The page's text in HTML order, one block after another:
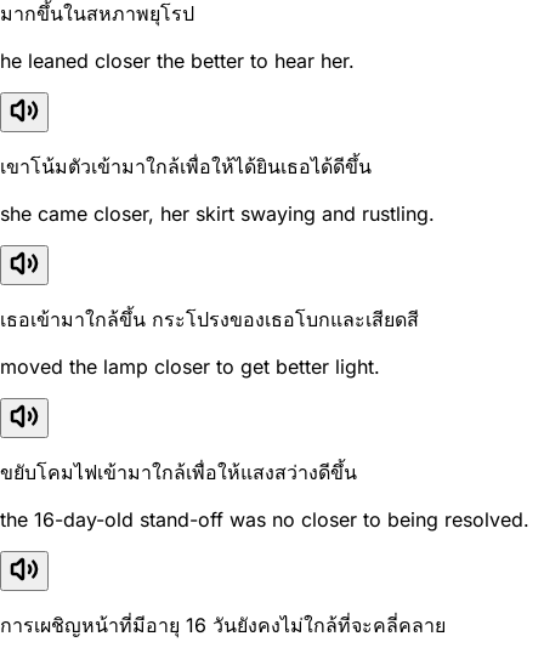
มากขึ้นในสหภาพยุโรป
he leaned closer the better to hear her.
เขาโน้มตัวเข้ามาใกล้เพื่อให้ได้ยินเธอได้ดีขึ้น
she came closer, her skirt swaying and rustling.
เธอเข้ามาใกล้ขึ้น กระโปรงของเธอโบกและเสียดสี
moved the lamp closer to get better light.
ขยับโคมไฟเข้ามาใกล้เพื่อให้แสงสว่างดีขึ้น
the 16-day-old stand-off was no closer to being resolved.
การเผชิญหน้าที่มีอายุ 16 วันยังคงไม่ใกล้ที่จะคลี่คลาย